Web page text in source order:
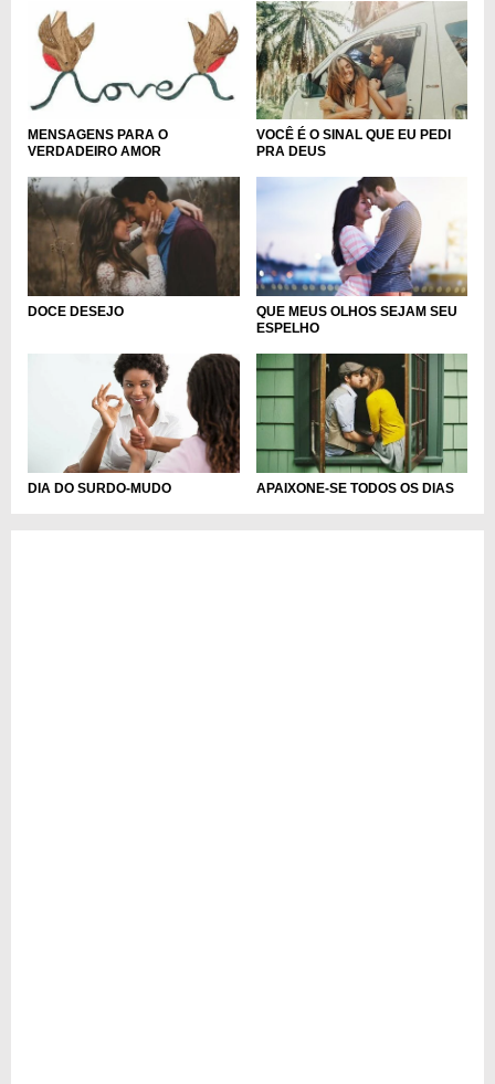
MENSAGENS PARA O
VERDADEIRO AMOR
VOCÊ É O SINAL QUE EU PEDI
PRA DEUS
DOCE DESEJO
QUE MEUS OLHOS SEJAM SEU
ESPELHO
DIA DO SURDO-MUDO APAIXONE-SE TODOS OS DIAS